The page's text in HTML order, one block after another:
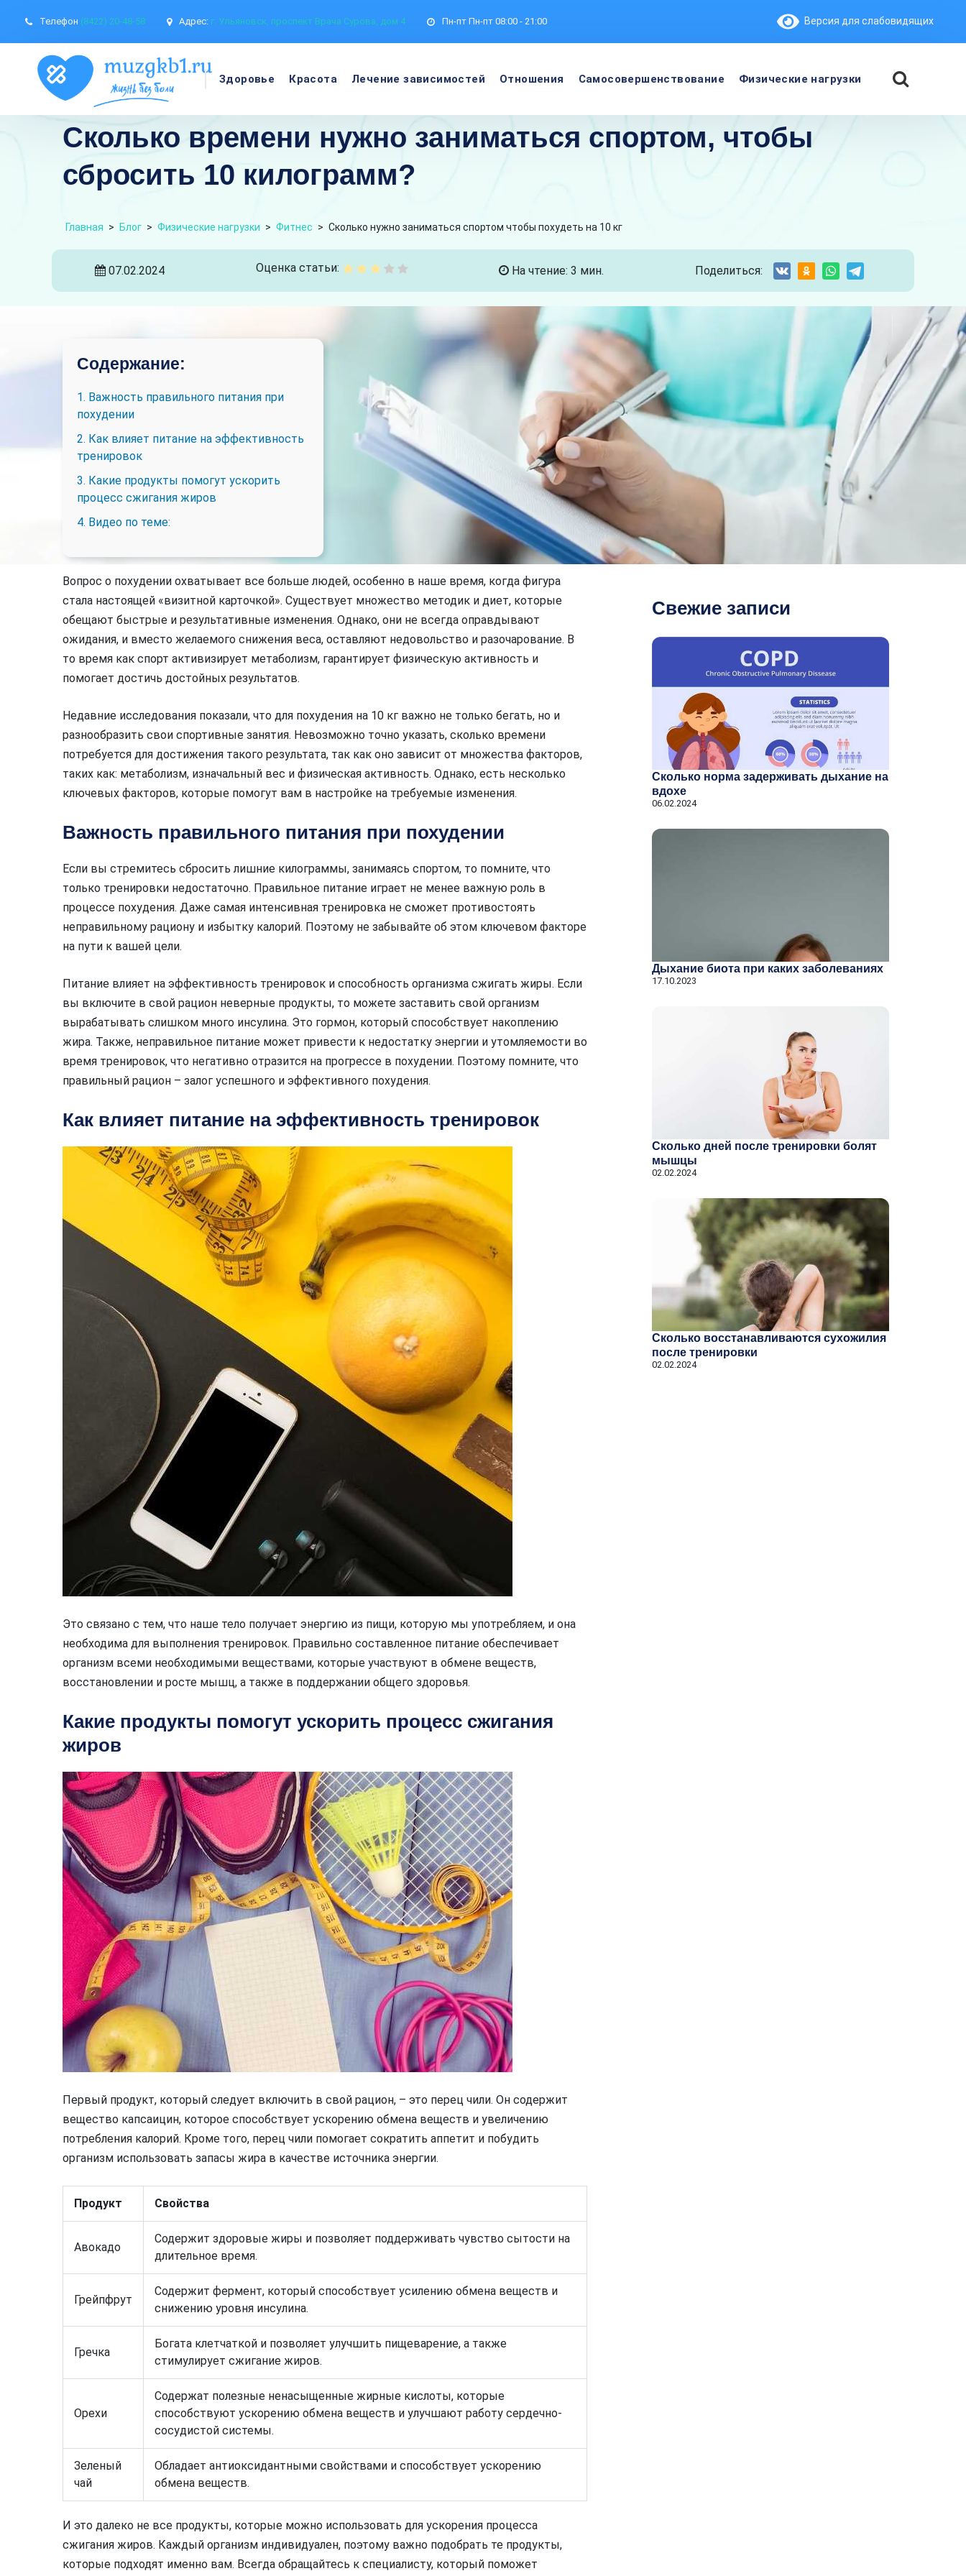
Телефон (8422) 20-48-58 Адрес: г. Ульяновск, проспект Врача Сурова, дом 4 Пн-пт Пн-пт 08:00 - 21:00 Версия для слабовидящих
Здоровье Красота Лечение зависимостей Отношения Самосовершенствование Физические нагрузки
Сколько времени нужно заниматься спортом, чтобы
сбросить 10 килограмм?
Главная > Блог > Физические нагрузки > Фитнес > Сколько нужно заниматься спортом чтобы похудеть на 10 кг
07.02.2024 Оценка статьи: На чтение: 3 мин. Поделиться:
Содержание:
1. Важность правильного питания при
похудении
2. Как влияет питание на эффективность
тренировок
3. Какие продукты помогут ускорить
процесс сжигания жиров
4. Видео по теме:
Вопрос о похудении охватывает все больше людей, особенно в наше время, когда фигура
стала настоящей «визитной карточкой». Существует множество методик и диет, которые
обещают быстрые и результативные изменения. Однако, они не всегда оправдывают
ожидания, и вместо желаемого снижения веса, оставляют недовольство и разочарование. В
то время как спорт активизирует метаболизм, гарантирует физическую активность и
помогает достичь достойных результатов.
Недавние исследования показали, что для похудения на 10 кг важно не только бегать, но и
разнообразить свои спортивные занятия. Невозможно точно указать, сколько времени
потребуется для достижения такого результата, так как оно зависит от множества факторов,
таких как: метаболизм, изначальный вес и физическая активность. Однако, есть несколько
ключевых факторов, которые помогут вам в настройке на требуемые изменения.
Важность правильного питания при похудении
Если вы стремитесь сбросить лишние килограммы, занимаясь спортом, то помните, что
только тренировки недостаточно. Правильное питание играет не менее важную роль в
процессе похудения. Даже самая интенсивная тренировка не сможет противостоять
неправильному рациону и избытку калорий. Поэтому не забывайте об этом ключевом факторе
на пути к вашей цели.
Питание влияет на эффективность тренировок и способность организма сжигать жиры. Если
вы включите в свой рацион неверные продукты, то можете заставить свой организм
вырабатывать слишком много инсулина. Это гормон, который способствует накоплению
жира. Также, неправильное питание может привести к недостатку энергии и утомляемости во
время тренировок, что негативно отразится на прогрессе в похудении. Поэтому помните, что
правильный рацион – залог успешного и эффективного похудения.
Как влияет питание на эффективность тренировок
Это связано с тем, что наше тело получает энергию из пищи, которую мы употребляем, и она
необходима для выполнения тренировок. Правильно составленное питание обеспечивает
организм всеми необходимыми веществами, которые участвуют в обмене веществ,
восстановлении и росте мышц, а также в поддержании общего здоровья.
Какие продукты помогут ускорить процесс сжигания
жиров
Первый продукт, который следует включить в свой рацион, – это перец чили. Он содержит
вещество капсаицин, которое способствует ускорению обмена веществ и увеличению
потребления калорий. Кроме того, перец чили помогает сократить аппетит и побудить
организм использовать запасы жира в качестве источника энергии.
Продукт Свойства
Авокадо
Содержит здоровые жиры и позволяет поддерживать чувство сытости на
длительное время.
Грейпфрут
Содержит фермент, который способствует усилению обмена веществ и
снижению уровня инсулина.
Гречка
Богата клетчаткой и позволяет улучшить пищеварение, а также
стимулирует сжигание жиров.
Орехи
Содержат полезные ненасыщенные жирные кислоты, которые
способствуют ускорению обмена веществ и улучшают работу сердечно-
сосудистой системы.
Зеленый
чай
Обладает антиоксидантными свойствами и способствует ускорению
обмена веществ.
И это далеко не все продукты, которые можно использовать для ускорения процесса
сжигания жиров. Каждый организм индивидуален, поэтому важно подобрать те продукты,
которые подходят именно вам. Всегда обращайтесь к специалисту, который поможет
Свежие записи
Сколько норма задерживать дыхание на
вдохе
06.02.2024
Дыхание биота при каких заболеваниях
17.10.2023
Сколько дней после тренировки болят
мышцы
02.02.2024
Сколько восстанавливаются сухожилия
после тренировки
02.02.2024